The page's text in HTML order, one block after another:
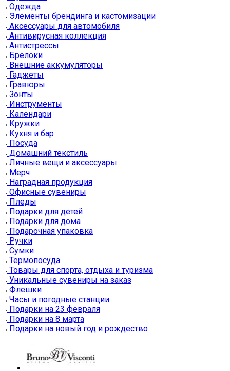
Одежда
Элементы брендинга и кастомизации
Аксессуары для автомобиля
Антивирусная коллекция
Антистрессы
Брелоки
Внешние аккумуляторы
Гаджеты
Гравюры
Зонты
Инструменты
Календари
Кружки
Кухня и бар
Посуда
Домашний текстиль
Личные вещи и аксессуары
Мерч
Наградная продукция
Офисные сувениры
Пледы
Подарки для детей
Подарки для дома
Подарочная упаковка
Ручки
Сумки
Термопосуда
Товары для спорта, отдыха и туризма
Уникальные сувениры на заказ
Флешки
Часы и погодные станции
Подарки на 23 февраля
Подарки на 8 марта
Подарки на новый год и рождество